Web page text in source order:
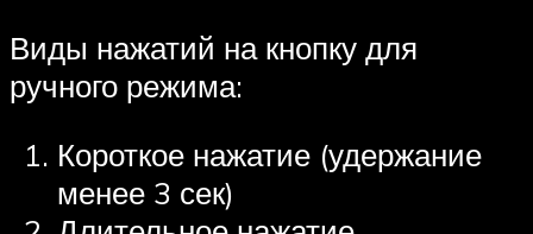
Виды нажатий на кнопку для
ручного режима:
Короткое нажатие (удержание
менее 3 сек)